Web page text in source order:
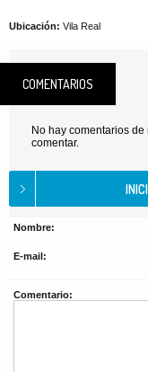
Ubicación: Vila Real
COMENTARIOS
No hay comentarios
comentar.
Nombre:
E-mail:
Comentario: